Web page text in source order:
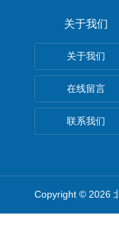
关于我们
关于我们
在线留言
联系我们
Copyright © 2026